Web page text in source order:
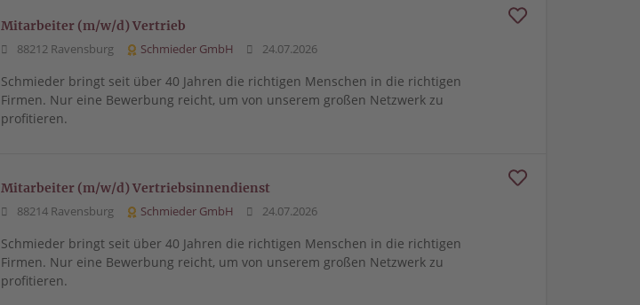
Mitarbeiter (m/w/d) Vertrieb
88212 Ravensburg Schmieder GmbH 24.07.2026
Schmieder bringt seit über 40 Jahren die richtigen Menschen in die richtigen
Firmen. Nur eine Bewerbung reicht, um von unserem großen Netzwerk zu
profitieren.
Mitarbeiter (m/w/d) Vertriebsinnendienst
88214 Ravensburg Schmieder GmbH 24.07.2026
Schmieder bringt seit über 40 Jahren die richtigen Menschen in die richtigen
Firmen. Nur eine Bewerbung reicht, um von unserem großen Netzwerk zu
profitieren.